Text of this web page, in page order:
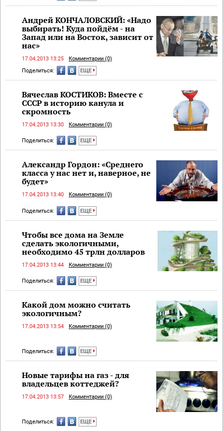
Андрей КОНЧАЛОВСКИЙ: «Надо
выбирать! Куда пойдём - на
Запад или на Восток, зависит от
нас»
17.04.2013 13:25
Комментарии (0)
Поделиться:
ЕЩЕ
Вячеслав КОСТИКОВ: Вместе с
СССР в историю канула и
скромность
17.04.2013 13:30 Комментарии (0)
Поделиться: ЕЩЕ
Александр Гордон: «Среднего
класса у нас нет и, наверное, не
будет»
17.04.2013 13:40 Комментарии (0)
Поделиться: ЕЩЕ
Чтобы все дома на Земле
сделать экологичными,
необходимо 45 трлн долларов
17.04.2013 13:44 Комментарии (0)
Поделиться: ЕЩЕ
Какой дом можно считать
экологичным?
17.04.2013 13:54 Комментарии (0)
Поделиться: ЕЩЕ
Новые тарифы на газ - для
владельцев коттеджей?
17.04.2013 13:57 Комментарии (0)
Поделиться: ЕЩЕ